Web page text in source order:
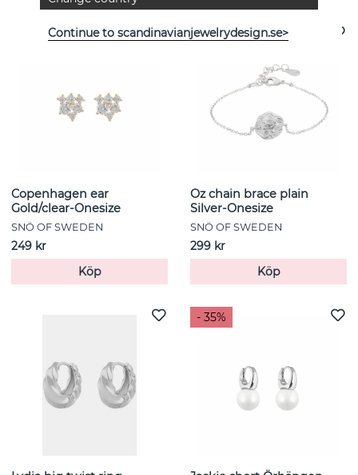
Copenhagen ear
Gold/clear-Onesize
SNÖ OF SWEDEN
249 kr
Köp
Oz chain brace plain
Silver-Onesize
SNÖ OF SWEDEN
299 kr
Köp
- 35%
Continue to scandinavianjewelrydesign.se>